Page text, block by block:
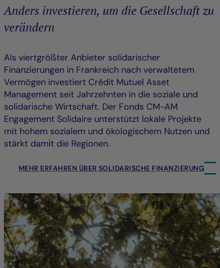
Anders investieren, um die Gesellschaft zu
verändern
Als viertgrößter Anbieter solidarischer
Finanzierungen in Frankreich nach verwaltetem
Vermögen investiert Crédit Mutuel Asset
Management seit Jahrzehnten in die soziale und
solidarische Wirtschaft. Der Fonds CM-AM
Engagement Solidaire unterstützt lokale Projekte
mit hohem sozialem und ökologischem Nutzen und
stärkt damit die Regionen.
MEHR ERFAHREN ÜBER SOLIDARISCHE FINANZIERUNG